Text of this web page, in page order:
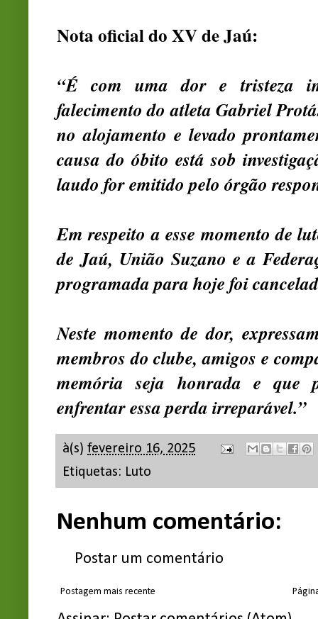
Nota oficial do XV de Jaú:
“É com uma dor e tristeza
falecimento do atleta Gabriel
no alojamento e levado
causa do óbito está sob
laudo for emitido pelo órgão
Em respeito a esse momento de
de Jaú, União Suzano e a
programada para hoje foi
Neste momento de dor,
membros do clube, amigos e
memória seja honrada e que
enfrentar essa perda irreparável.”
à(s) fevereiro 16, 2025
Etiquetas: Luto
Nenhum comentário:
Postar um comentário
Postagem mais recente